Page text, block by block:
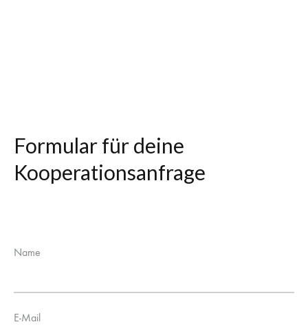
Formular für deine
Kooperationsanfrage
Name
E-Mail